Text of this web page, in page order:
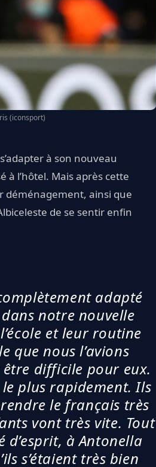
(iconsport)
à son nouveau
à l’hôtel. Mais après cette
déménagement, ainsi que
de se sentir enfin
adapté
notre nouvelle
et leur routine
que nous l’avions
difficile pour eux.
plus rapidement. Ils
le français très
vont très vite. Tout
à Antonella
s’étaient très bien